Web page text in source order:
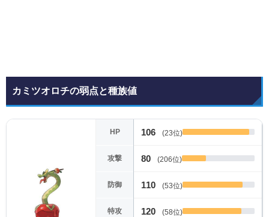
カミツオロチの弱点と種族値
HP 106 (23位)
攻撃 80 (206位)
防御 110 (53位)
特攻 120 (58位)